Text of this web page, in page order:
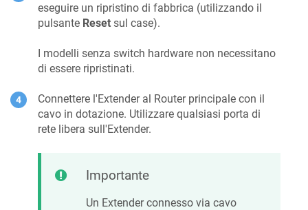
eseguire un ripristino di fabbrica (utilizzando il
pulsante Reset sul case).
I modelli senza switch hardware non necessitano
di essere ripristinati.
Connettere l'Extender al Router principale con il
cavo in dotazione. Utilizzare qualsiasi porta di
rete libera sull'Extender.
Importante
Un Extender connesso via cavo